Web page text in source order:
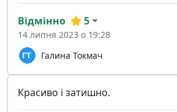
Галина Токмач
Відмінно 5
14 липня 2023 о 19:28
Красиво і затишно.